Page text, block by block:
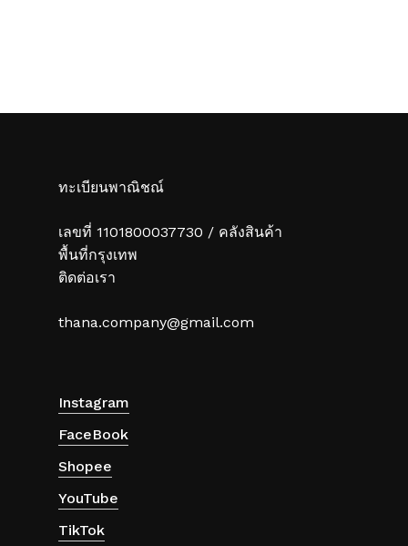
ทะเบียนพาณิชณ์
เลขที่ 1101800037730 / คลังสินค้า
พื้นที่กรุงเทพ
ติดต่อเรา
thana.company@gmail.com
Instagram
FaceBook
Shopee
YouTube
TikTok